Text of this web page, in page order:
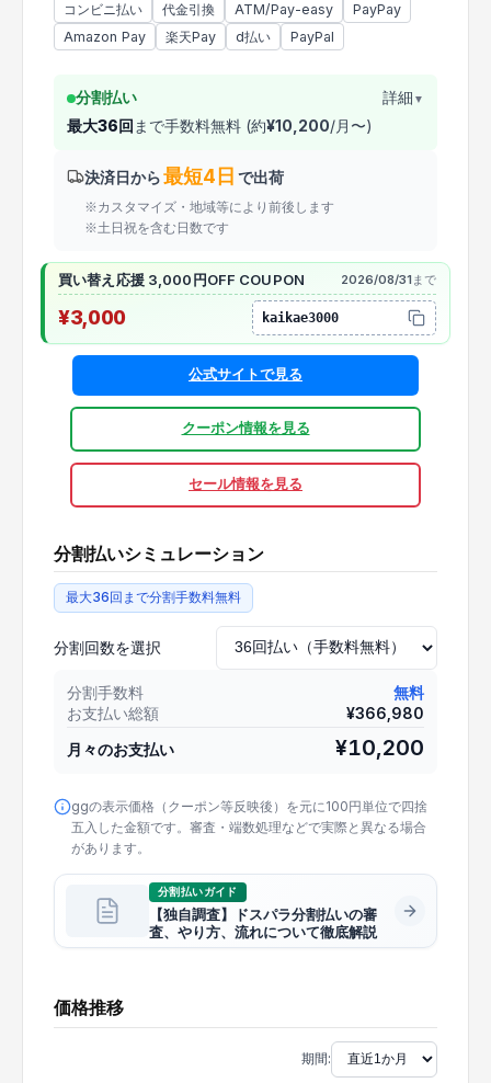
コンビニ払い
代金引換 ATM/Pay-easy
PayPay
Amazon Pay
楽天Pay d払い PayPal
分割払い 詳細 ▼
最大36回 まで手数料無料 (約¥10,200/月〜)
決済日から最短4日 で出荷
※カスタマイズ・地域等により前後します
※土日祝を含む日数です
買い替え応援 3,000円OFF COUPON 2026/08/31 まで
¥3,000 kaikae3000
公式サイトで見る
クーポン情報を見る
セール情報を見る
分割払いシミュレーション
最大36回まで分割手数料無料
分割回数を選択
分割手数料
無料
お支払い総額
¥366,980
月々のお支払い
¥10,200
ggの表示価格（クーポン等反映後）を元に100円単位で四捨
五入した金額です。審査・端数処理などで実際と異なる場合
があります。
分割払いガイド
【独自調査】ドスパラ分割払いの審
査、やり方、流れについて徹底解説
価格推移
期間: